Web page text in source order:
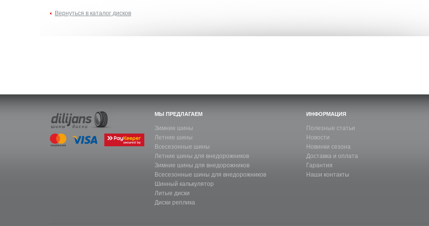
Вернуться в каталог дисков
МЫ ПРЕДЛАГАЕМ
Зимние шины
Летние шины
Всесезонные шины
Летние шины для внедорожников
Зимние шины для внедорожников
Всесезонные шины для внедорожников
Шинный калькулятор
Литые диски
Диски реплика
ИНФОРМАЦИЯ
Полезные статьи
Новости
Новинки сезона
Доставка и оплата
Гарантия
Наши контакты